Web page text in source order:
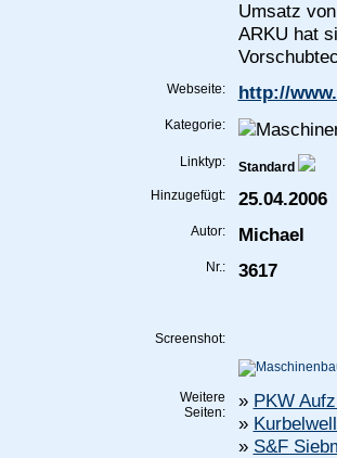
Umsatz
ARKU hat
Webseite: http://
Kategorie:
Linktyp:
Standard
Hinzugefügt:
25.04.2006
Autor: Michael
Nr.: 3617
Screenshot:
Weitere
Seiten:
» PKW
»
» S&F